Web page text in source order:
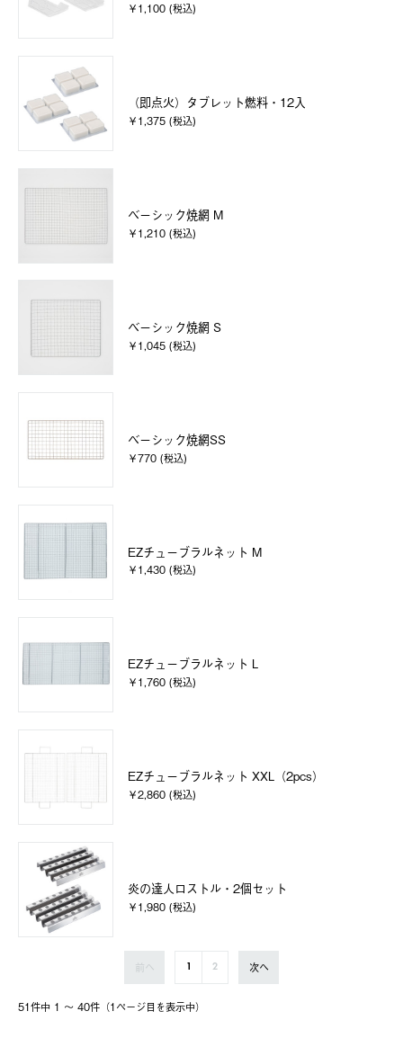
￥1,100 (税込)
（即点火）タブレット燃料・12入
￥1,375 (税込)
ベーシック焼網 M
￥1,210 (税込)
ベーシック焼網 S
￥1,045 (税込)
ベーシック焼網SS
￥770 (税込)
EZチューブラルネット M
￥1,430 (税込)
EZチューブラルネット L
￥1,760 (税込)
EZチューブラルネット XXL（2pcs）
￥2,860 (税込)
炎の達人ロストル・2個セット
￥1,980 (税込)
51件中 1 〜 40件（1ページ⽬を表⽰中）
前へ 1 2 次へ